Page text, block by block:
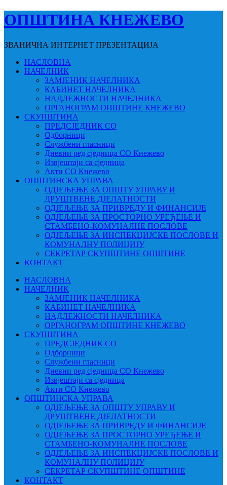
ОПШТИНА КНЕЖЕВО
ЗВАНИЧНА ИНТЕРНЕТ ПРЕЗЕНТАЦИЈА
НАСЛОВНА
НАЧЕЛНИК
ЗАМЈЕНИК НАЧЕЛНИКА
КАБИНЕТ НАЧЕЛНИКА
НАДЛЕЖНОСТИ НАЧЕЛНИКА
ОРГАНОГРАМ ОПШТИНЕ КНЕЖЕВО
СКУПШТИНА
ПРЕДСЈЕДНИК СО
Одборници
Службени гласници
Дневни ред сједница СО Кнежево
Извјештаји са сједница
Акти СО Кнежево
ОПШТИНСКА УПРАВА
ОДЈЕЉЕЊЕ ЗА ОПШТУ УПРАВУ И
ДРУШТВЕНЕ ДЈЕЛАТНОСТИ
ОДЈЕЉЕЊЕ ЗА ПРИВРЕДУ И ФИНАНСИЈЕ
ОДЈЕЉЕЊЕ ЗА ПРОСТОРНО УРЕЂЕЊЕ И
СТАМБЕНО-КОМУНАЛНЕ ПОСЛОВЕ
ОДЈЕЉЕЊЕ ЗА ИНСПЕКЦИЈСКЕ ПОСЛОВЕ И
КОМУНАЛНУ ПОЛИЦИЈУ
СЕКРЕТАР СКУПШТИНЕ ОПШТИНЕ
КОНТАКТ
НАСЛОВНА
НАЧЕЛНИК
ЗАМЈЕНИК НАЧЕЛНИКА
КАБИНЕТ НАЧЕЛНИКА
НАДЛЕЖНОСТИ НАЧЕЛНИКА
ОРГАНОГРАМ ОПШТИНЕ КНЕЖЕВО
СКУПШТИНА
ПРЕДСЈЕДНИК СО
Одборници
Службени гласници
Дневни ред сједница СО Кнежево
Извјештаји са сједница
Акти СО Кнежево
ОПШТИНСКА УПРАВА
ОДЈЕЉЕЊЕ ЗА ОПШТУ УПРАВУ И
ДРУШТВЕНЕ ДЈЕЛАТНОСТИ
ОДЈЕЉЕЊЕ ЗА ПРИВРЕДУ И ФИНАНСИЈЕ
ОДЈЕЉЕЊЕ ЗА ПРОСТОРНО УРЕЂЕЊЕ И
СТАМБЕНО-КОМУНАЛНЕ ПОСЛОВЕ
ОДЈЕЉЕЊЕ ЗА ИНСПЕКЦИЈСКЕ ПОСЛОВЕ И
КОМУНАЛНУ ПОЛИЦИЈУ
СЕКРЕТАР СКУПШТИНЕ ОПШТИНЕ
КОНТАКТ